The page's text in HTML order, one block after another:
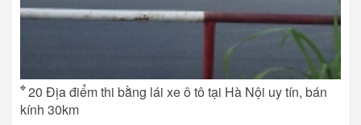
20 Địa điểm thi bằng lái xe ô tô tại Hà Nội uy tín, bán
kính 30km